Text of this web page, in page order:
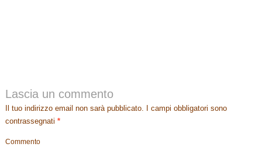
Lascia un commento
Il tuo indirizzo email non sarà pubblicato. I campi obbligatori sono
contrassegnati*
Commento